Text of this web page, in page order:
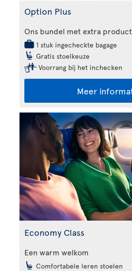
Option Plus
Ons bundel met extra
1 stuk ingecheckte bagage
Gratis stoelkeuze
Voorrang bij het inchecken
Meer
Economy Class
Een warm welkom
Comfortabele leren stoelen